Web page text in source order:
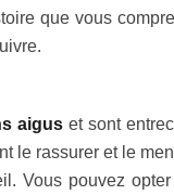
que vous
aigus et sont
le rassurer et le
Vous pouvez